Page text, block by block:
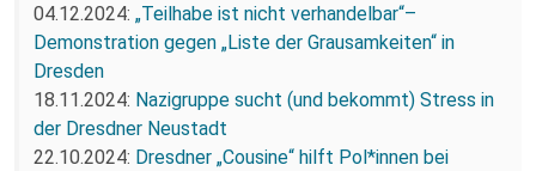
04.12.2024: „Teilhabe ist nicht verhandelbar“–
Demonstration gegen „Liste der Grausamkeiten“ in
Dresden
18.11.2024: Nazigruppe sucht (und bekommt) Stress in
der Dresdner Neustadt
22.10.2024: Dresdner „Cousine“ hilft Pol*innen bei